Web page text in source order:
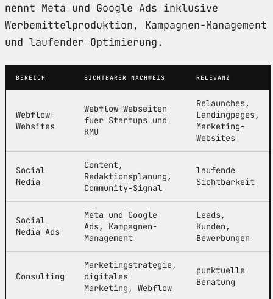
nennt Meta und Google Ads inklusive
Werbemittelproduktion, Kampagnen-Management
und laufender Optimierung.
BEREICH SICHTBARER NACHWEIS RELEVANZ
Webflow-
Websites
Webflow-Webseiten
fuer Startups und
KMU
Relaunches,
Landingpages,
Marketing-
Websites
Social
Media
Content,
Redaktionsplanung,
Community-Signal
laufende
Sichtbarkeit
Social
Media Ads
Meta und Google
Ads, Kampagnen-
Management
Leads,
Kunden,
Bewerbungen
Consulting
Marketingstrategie,
digitales
Marketing, Webflow
punktuelle
Beratung